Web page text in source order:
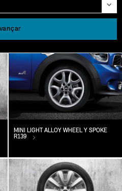
MINI LIGHT ALLOY WHEEL Y SPOKE
R139